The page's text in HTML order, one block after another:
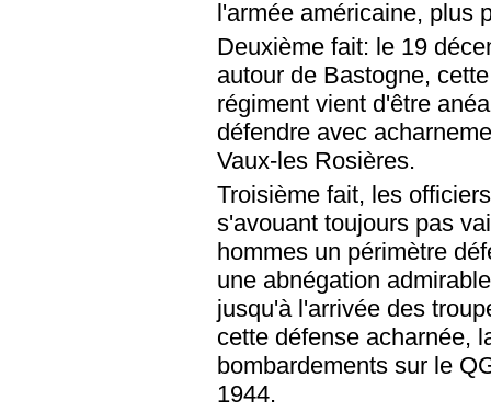
l'armée américaine, plus
Deuxième fait: le 19
autour de Bastogne,
régiment vient d'être
défendre avec
Vaux-les Rosières.
Troisième fait, les
s'avouant toujours pas
hommes un périmètre
une abnégation
jusqu'à l'arrivée des
cette défense acharnée,
bombardements sur le
1944.